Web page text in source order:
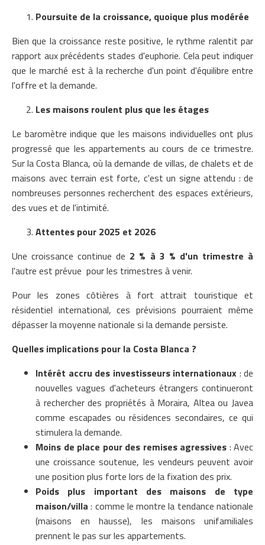
Poursuite de la croissance, quoique plus modérée
Bien que la croissance reste positive, le rythme ralentit par
rapport aux précédents stades d'euphorie. Cela peut indiquer
que le marché est à la recherche d'un point d'équilibre entre
l'offre et la demande.
Les maisons roulent plus que les étages
Le baromètre indique que les maisons individuelles ont plus
progressé que les appartements au cours de ce trimestre.
Sur la Costa Blanca, où la demande de villas, de chalets et de
maisons avec terrain est forte, c'est un signe attendu : de
nombreuses personnes recherchent des espaces extérieurs,
des vues et de l'intimité.
Attentes pour 2025 et 2026
Une croissance continue de 2 % à 3 % d'un trimestre à
l'autre est prévue pour les trimestres à venir.
Pour les zones côtières à fort attrait touristique et
résidentiel international, ces prévisions pourraient même
dépasser la moyenne nationale si la demande persiste.
Quelles implications pour la Costa Blanca ?
Intérêt accru des investisseurs internationaux : de
nouvelles vagues d'acheteurs étrangers continueront
à rechercher des propriétés à Moraira, Altea ou Javea
comme escapades ou résidences secondaires, ce qui
stimulera la demande.
Moins de place pour des remises agressives : Avec
une croissance soutenue, les vendeurs peuvent avoir
une position plus forte lors de la fixation des prix.
Poids plus important des maisons de type
maison/villa : comme le montre la tendance nationale
(maisons en hausse), les maisons unifamiliales
prennent le pas sur les appartements.